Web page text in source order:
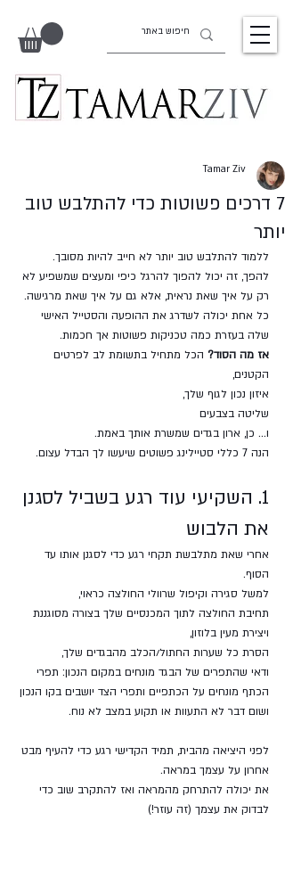
7 דרכים פשוטות כדי להתלבש טוב
יותר
Tamar Ziv
ללמוד להתלבש טוב יותר לא חייב להיות מסובך.
להפך, זה יכול להפוך להרגל כיפי ומעצים שמשפיע לא
רק על איך שאת נראית, אלא גם על איך שאת מרגישה.
כל אחת יכולה לשדרג את ההופעה והסטייל האישי
שלה בעזרת כמה טכניקות פשוטות אך חכמות.
אז מה הסוד? הכל מתחיל בתשומת לב לפרטים
הקטנים,
איזון נכון לגוף שלך,
שליטה בצבעים
ו... כן, ארון בגדים שמשרת אותך באמת.
הנה 7 כללי סטיילינג פשוטים שיעשו לך הבדל עצום.
1. השקיעי עוד רגע בשביל לסגנן
את הלבוש
אחרי שאת מתלבשת תקחי רגע כדי לסגנן אותו עד
הסוף.
למשל סגירה וקיפול שרוולי החולצה כראוי,
תחיבת החולצה לתוך המכנסיים שלך בצורה מסוגננת
ויצירת מעין בלוזון,
הסרת כל שערות החתול/הכלב מהבגדים שלך,
ודאי שהתפרים של הבגד מונחים במקום הנכון: תפרי
הכתף מונחים על הכתפיים ותפרי הצד יושבים בקו הנכון
ושום דבר לא התעוות או תקוע במצב לא נוח.
לפני היציאה מהבית, תמיד הקדישי רגע כדי להעיף מבט
אחרון על עצמך במראה.
את יכולה להתרחק מהמראה ואז להתקרב שוב כדי
לבדוק את עצמך (זה עוזר!)